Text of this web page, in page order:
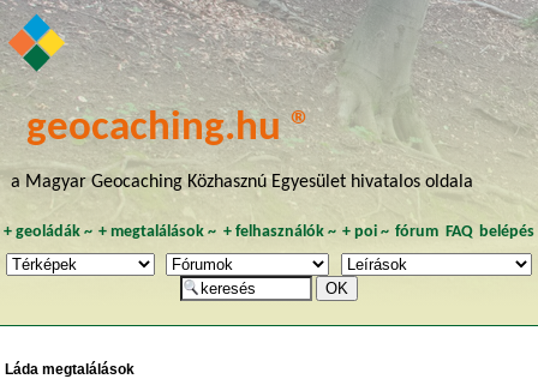
geocaching.hu ®
a Magyar Geocaching Közhasznú Egyesület hivatalos oldala
+ geoládák~ +megtalálások ~ + felhasználók~ + poi~ fórum FAQ belépés
Láda megtalálások